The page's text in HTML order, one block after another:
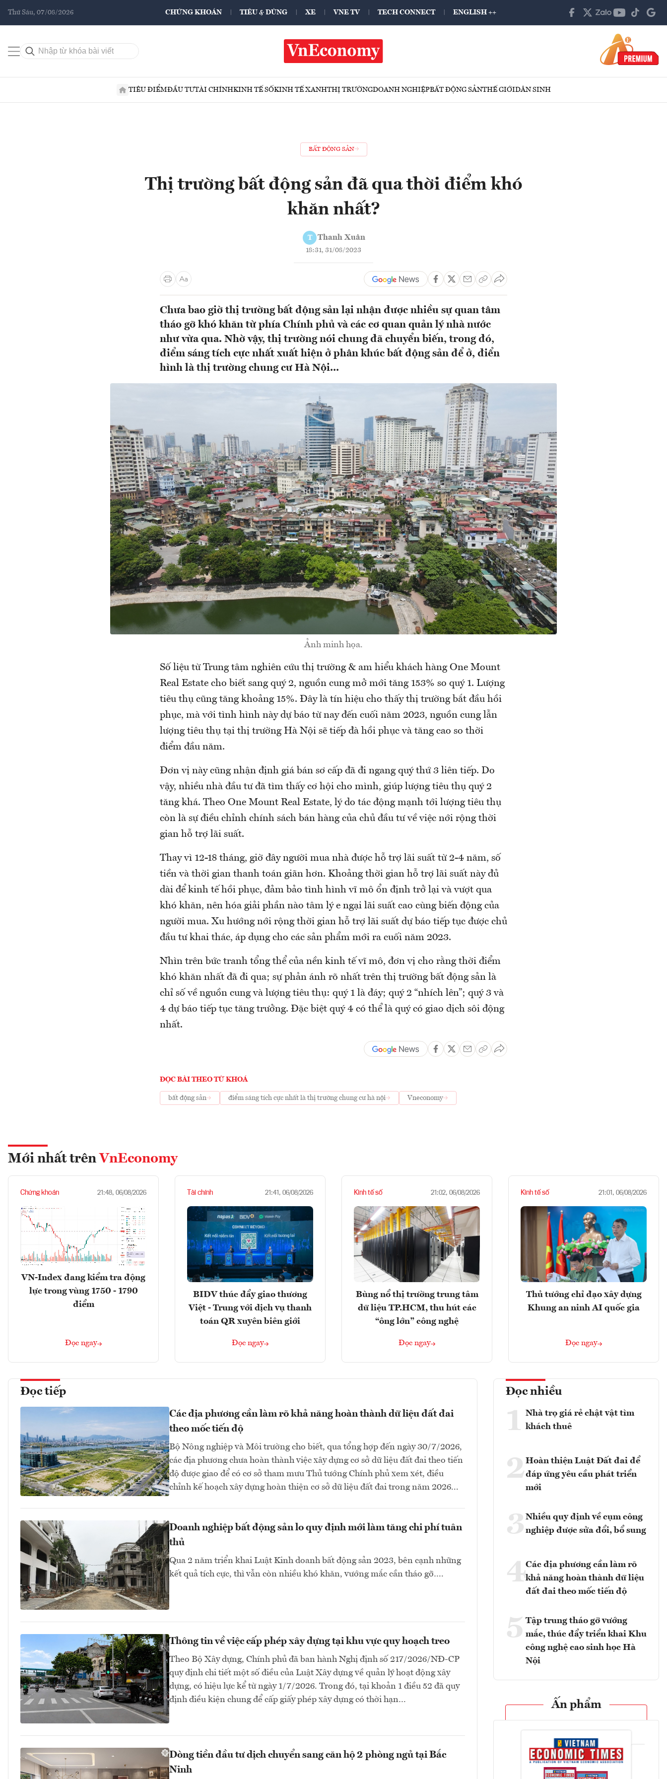
Thứ Sáu, 07/08/2026 CHỨNG KHOÁN TIÊU & DÙNG XE VNE TV TECH CONNECT ENGLISH ++
TIÊU ĐIỂMĐẦU TƯTÀI CHÍNHKINH TẾ SỐKINH TẾ XANHTHỊ TRƯỜNGDOANH NGHIỆPBẤT ĐỘNG SẢNTHẾ GIỚIDÂN SINH
BẤT ĐỘNG SẢN
Thị trường bất động sản đã qua thời điểm khó
khăn nhất?
T Thanh Xuân
18:31, 31/08/2023
Chưa bao giờ thị trường bất động sản lại nhận được nhiều sự quan tâm
tháo gỡ khó khăn từ phía Chính phủ và các cơ quan quản lý nhà nước
như vừa qua. Nhờ vậy, thị trường nói chung đã chuyển biến, trong đó,
điểm sáng tích cực nhất xuất hiện ở phân khúc bất động sản để ở, điển
hình là thị trường chung cư Hà Nội...
Ảnh minh họa.
Số liệu từ Trung tâm nghiên cứu thị trường & am hiểu khách hàng One Mount
Real Estate cho biết sang quý 2, nguồn cung mở mới tăng 153% so quý 1. Lượng
tiêu thụ cũng tăng khoảng 15%. Đây là tín hiệu cho thấy thị trường bắt đầu hồi
phục, mà với tình hình này dự báo từ nay đến cuối năm 2023, nguồn cung lẫn
lượng tiêu thụ tại thị trường Hà Nội sẽ tiếp đà hồi phục và tăng cao so thời
điểm đầu năm.
Đơn vị này cũng nhận định giá bán sơ cấp đã đi ngang quý thứ 3 liên tiếp. Do
vậy, nhiều nhà đầu tư đã tìm thấy cơ hội cho mình, giúp lượng tiêu thụ quý 2
tăng khá. Theo One Mount Real Estate, lý do tác động mạnh tới lượng tiêu thụ
còn là sự điều chỉnh chính sách bán hàng của chủ đầu tư về việc nới rộng thời
gian hỗ trợ lãi suất.
Thay vì 12-18 tháng, giờ đây người mua nhà được hỗ trợ lãi suất từ 2-4 năm, số
tiền và thời gian thanh toán giãn hơn. Khoảng thời gian hỗ trợ lãi suất này đủ
dài để kinh tế hồi phục, đảm bảo tình hình vĩ mô ổn định trở lại và vượt qua
khó khăn, nên hóa giải phần nào tâm lý e ngại lãi suất cao cùng biến động của
người mua. Xu hướng nới rộng thời gian hỗ trợ lãi suất dự báo tiếp tục được chủ
đầu tư khai thác, áp dụng cho các sản phẩm mới ra cuối năm 2023.
Nhìn trên bức tranh tổng thể của nền kinh tế vĩ mô, đơn vị cho rằng thời điểm
khó khăn nhất đã đi qua; sự phản ánh rõ nhất trên thị trường bất động sản là
chỉ số về nguồn cung và lượng tiêu thụ: quý 1 là đáy; quý 2 “nhích lên”; quý 3 và
4 dự báo tiếp tục tăng trưởng. Đặc biệt quý 4 có thể là quý có giao dịch sôi động
nhất.
ĐỌC BÀI THEO TỪ KHOÁ
bất động sản điểm sáng tích cực nhất là thị trường chung cư hà nội Vneconomy
Mới nhất trên VnEconomy
Chứng khoán 21:48, 06/08/2026
VN-Index đang kiểm tra động
lực trong vùng 1750 - 1790
điểm
Đọc ngay
Tài chính 21:41, 06/08/2026
BIDV thúc đẩy giao thương
Việt - Trung với dịch vụ thanh
toán QR xuyên biên giới
Đọc ngay
Kinh tế số 21:02, 06/08/2026
Bùng nổ thị trường trung tâm
dữ liệu TP.HCM, thu hút các
“ông lớn” công nghệ
Đọc ngay
Kinh tế số 21:01, 06/08/2026
Thủ tướng chỉ đạo xây dựng
Khung an ninh AI quốc gia
Đọc ngay
Đọc tiếp
Các địa phương cần làm rõ khả năng hoàn thành dữ liệu đất đai
theo mốc tiến độ
Bộ Nông nghiệp và Môi trường cho biết, qua tổng hợp đến ngày 30/7/2026,
các địa phương chưa hoàn thành việc xây dựng cơ sở dữ liệu đất đai theo tiến
độ được giao để có cơ sở tham mưu Thủ tướng Chính phủ xem xét, điều
chỉnh kế hoạch xây dựng hoàn thiện cơ sở dữ liệu đất đai trong năm 2026...
Doanh nghiệp bất động sản lo quy định mới làm tăng chi phí tuân
thủ
Qua 2 năm triển khai Luật Kinh doanh bất động sản 2023, bên cạnh những
kết quả tích cực, thì vẫn còn nhiều khó khăn, vướng mắc cần tháo gỡ….
Thông tin về việc cấp phép xây dựng tại khu vực quy hoạch treo
Theo Bộ Xây dựng, Chính phủ đã ban hành Nghị định số 217/2026/NĐ-CP
quy định chi tiết một số điều của Luật Xây dựng về quản lý hoạt động xây
dựng, có hiệu lực kể từ ngày 1/7/2026. Trong đó, tại khoản 1 điều 52 đã quy
định điều kiện chung để cấp giấy phép xây dựng có thời hạn…
Dòng tiền đầu tư dịch chuyển sang căn hộ 2 phòng ngủ tại Bắc
Ninh
Đọc nhiều
1 Nhà trọ giá rẻ chật vật tìm
khách thuê
2Hoàn thiện Luật Đất đai để
đáp ứng yêu cầu phát triển
mới
3 Nhiều quy định về cụm công
nghiệp được sửa đổi, bổ sung
4Các địa phương cần làm rõ
khả năng hoàn thành dữ liệu
đất đai theo mốc tiến độ
5 Tập trung tháo gỡ vướng
mắc, thúc đẩy triển khai Khu
công nghệ cao sinh học Hà
Nội
Ấn phẩm